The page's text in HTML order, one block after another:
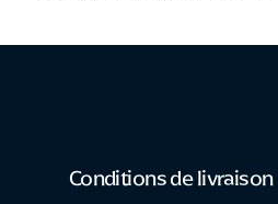
Conditions de livraison